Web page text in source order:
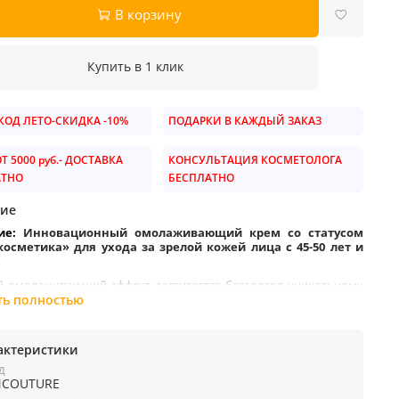
В корзину
Купить в 1 клик
ЛЕТО-СКИДКА -10% ПОДАРКИ В КАЖДЫЙ ЗАКАЗ
5000 руб.- ДОСТАВКА
КОНСУЛЬТАЦИЯ КОСМЕТОЛОГА
БЕСПЛАТНО
Инновационный омолаживающий крем со статусом
для ухода за зрелой кожей лица с 45-50 лет и
эффект достигается благодаря уникальному
средство содержит новейшие субстанции с доказанной
клетки растений, стимулирующие собственные стволовые
кожи, лимфодренажные комплексы для борьбы с отечностью
другие современные anti-age-ингредиенты.
полностью